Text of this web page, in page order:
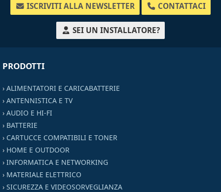
ISCRIVITI ALLA NEWSLETTER CONTATTACI
SEI UN INSTALLATORE?
PRODOTTI
› ALIMENTATORI E CARICABATTERIE
› ANTENNISTICA E TV
› AUDIO E HI-FI
› BATTERIE
› CARTUCCE COMPATIBILI E TONER
› HOME E OUTDOOR
› INFORMATICA E NETWORKING
› MATERIALE ELETTRICO
› SICUREZZA E VIDEOSORVEGLIANZA